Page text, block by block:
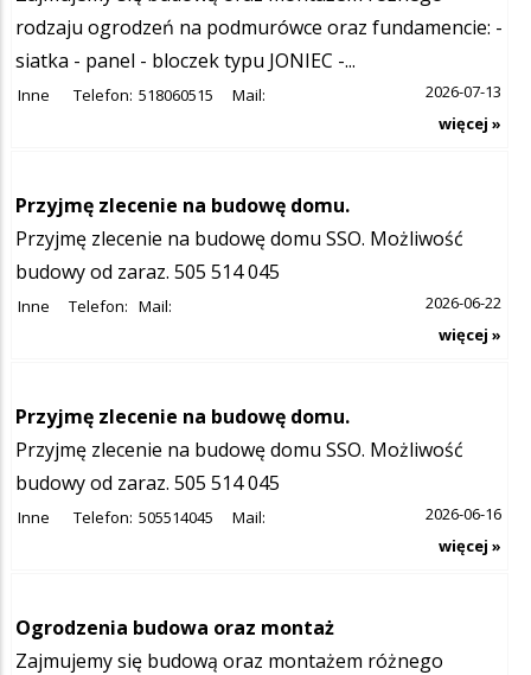
rodzaju ogrodzeń na podmurówce oraz fundamencie: -
siatka - panel - bloczek typu JONIEC -...
Inne Telefon: 518060515 Mail:
2026-07-13
więcej »
Przyjmę zlecenie na budowę domu.
Przyjmę zlecenie na budowę domu SSO. Możliwość
budowy od zaraz. 505 514 045
Inne Telefon: Mail:
2026-06-22
więcej »
Przyjmę zlecenie na budowę domu.
Przyjmę zlecenie na budowę domu SSO. Możliwość
budowy od zaraz. 505 514 045
Inne Telefon: 505514045 Mail:
2026-06-16
więcej »
Ogrodzenia budowa oraz montaż
Zajmujemy się budową oraz montażem różnego